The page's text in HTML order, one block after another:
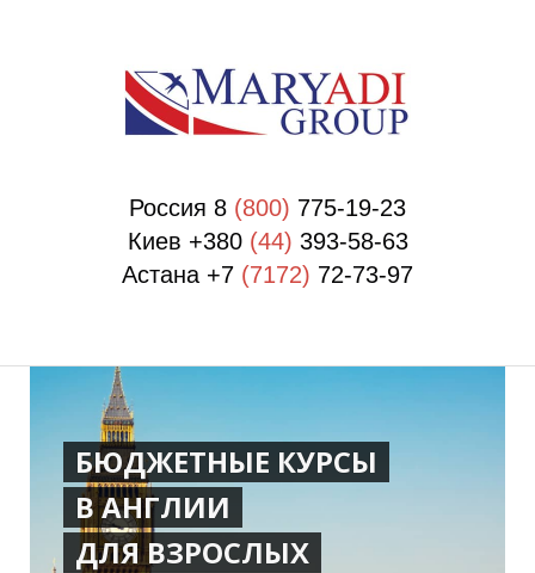
Россия 8 (800) 775-19-23
Киев +380 (44) 393-58-63
Астана +7 (7172) 72-73-97
БЮДЖЕТНЫЕ КУРСЫ
В АНГЛИИ
ДЛЯ ВЗРОСЛЫХ
П
П